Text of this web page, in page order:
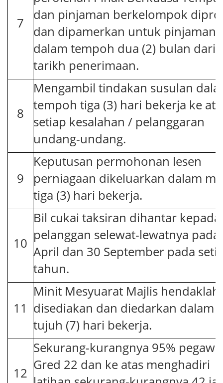
7
dan pinjaman berkelompok
dan dipamerkan untuk pinjaman
dalam tempoh dua (2) bulan dari
tarikh penerimaan.
8
Mengambil tindakan susulan
tempoh tiga (3) hari bekerja ke
setiap kesalahan / pelanggaran
undang-undang.
9
Keputusan permohonan lesen
perniagaan dikeluarkan dalam
tiga (3) hari bekerja.
10
Bil cukai taksiran dihantar kepada
pelanggan selewat-lewatnya pada
April dan 30 September pada
tahun.
11
Minit Mesyuarat Majlis hendaklah
disediakan dan diedarkan dalam
tujuh (7) hari bekerja.
12
Sekurang-kurangnya 95%
Gred 22 dan ke atas menghadiri